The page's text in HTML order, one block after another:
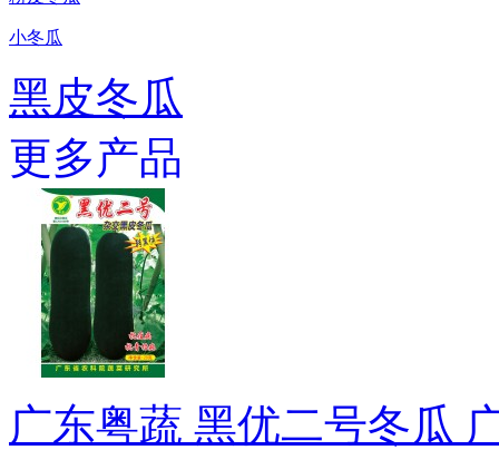
小冬瓜
黑皮冬瓜
更多产品
广东粤蔬 黑优二号冬瓜